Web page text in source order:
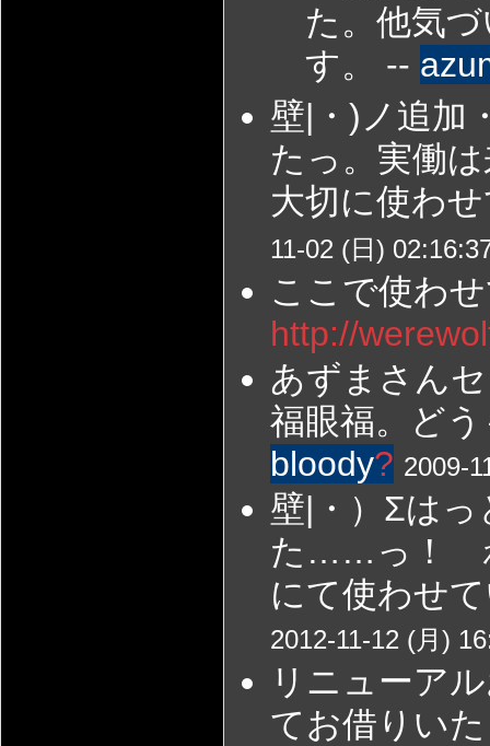
た。他気
す。 --
壁|・)ノ追加
たっ。実働
大切に使わ
11-02 (日)
ここで使わ
http://
あずまさん
福眼福。ど
bloody? 2009-
壁|・）Σは
た……っ！
にて使わせ
2012-11-12 (月)
リニューア
てお借りい